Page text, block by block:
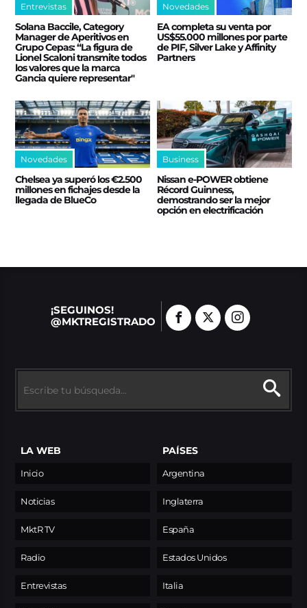
Entrevistas
Solana Baccile, Category
Manager de Aperitivos en
Grupo Cepas: “La figura de
Lionel Scaloni transmite todos
los valores que la marca
Gancia quiere representar"
Novedades
EA completa su venta por
US$55.000 millones por parte
de PIF, Silver Lake y Affinity
Partners
Novedades
Chelsea ya superó los €2.500
millones en fichajes desde la
llegada de BlueCo
Business
Nissan e‑POWER obtiene
Récord Guinness,
demostrando ser la mejor
opción en electrificación
¡SEGUINOS!
@MKTREGISTRADO
LA WEB
Inicio
Noticias
MktR TV
Radio
Entrevistas
PAÍSES
Argentina
Inglaterra
España
Estados Unidos
Italia